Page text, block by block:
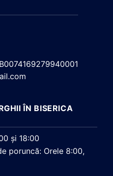
ÎN BISERICA
și 18:00
poruncă: Orele 8:00,